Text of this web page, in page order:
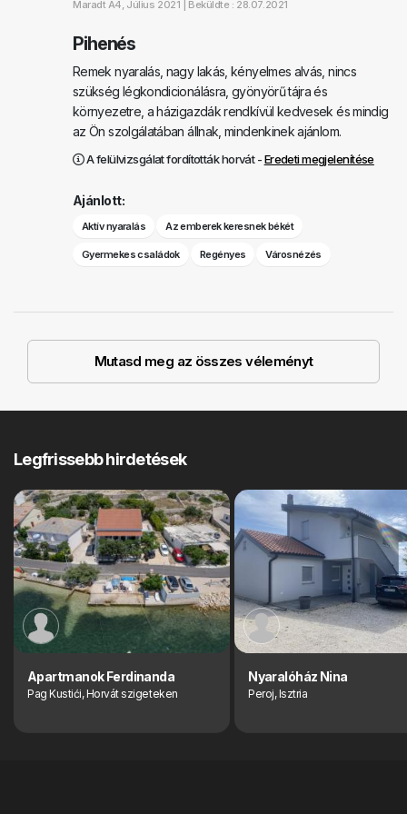
Maradt A4, Július 2021 | Beküldte : 28.07.2021
Pihenés
Remek nyaralás, nagy lakás, kényelmes alvás, nincs
szükség légkondicionálásra, gyönyörű tájra és
környezetre, a házigazdák rendkívül kedvesek és mindig
az Ön szolgálatában állnak, mindenkinek ajánlom.
A felülvizsgálat fordították horvát -Eredeti megjelenítése
Ajánlott:
Aktív nyaralás Az emberek keresnek békét
Gyermekes családok Regényes Városnézés
Mutasd meg az összes véleményt
Legfrissebb hirdetések
Apartmanok Ferdinanda
Pag Kustići, Horvát szigeteken
Nyaralóház Nina
Peroj, Isztria